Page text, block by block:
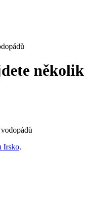
několik
Irsko.